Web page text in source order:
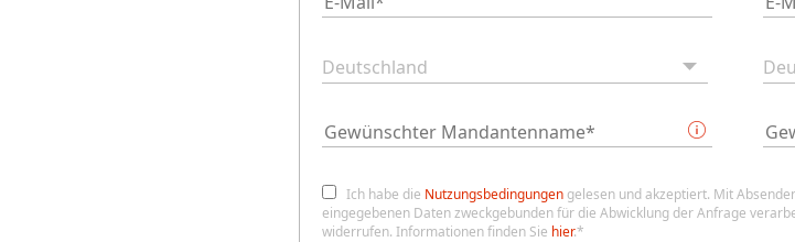
Ich habe die Nutzungsbedingungen gelesen und akzeptiert. Mit
eingegebenen Daten zweckgebunden für die Abwicklung der Anfrage
widerrufen. Informationen finden Sie hier.*